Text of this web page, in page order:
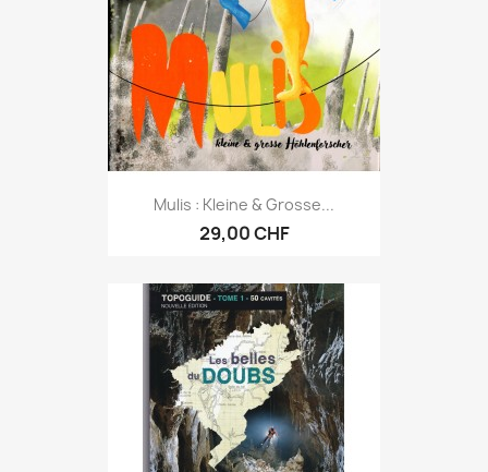
Mulis : Kleine & Grosse...
29,00 CHF